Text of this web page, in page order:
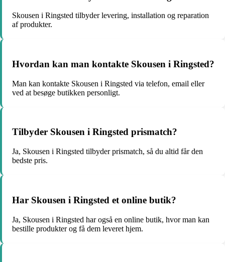
Skousen i Ringsted tilbyder levering, installation og reparation
af produkter.
Hvordan kan man kontakte Skousen i Ringsted?
Man kan kontakte Skousen i Ringsted via telefon, email eller
ved at besøge butikken personligt.
Tilbyder Skousen i Ringsted prismatch?
Ja, Skousen i Ringsted tilbyder prismatch, så du altid får den
bedste pris.
Har Skousen i Ringsted et online butik?
Ja, Skousen i Ringsted har også en online butik, hvor man kan
bestille produkter og få dem leveret hjem.